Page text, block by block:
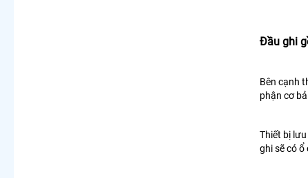
Đầu ghi
Bên cạnh
phận cơ
Thiết bị
ghi sẽ có